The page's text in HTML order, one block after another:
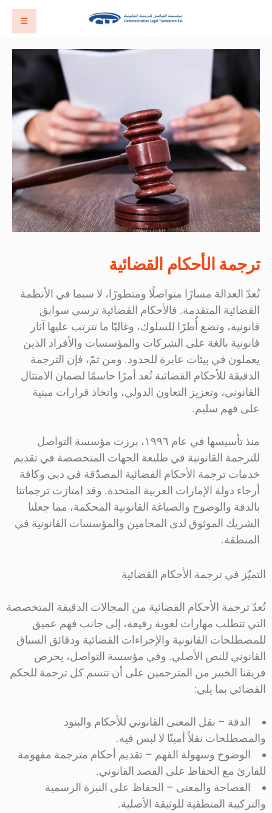
ترجمة الأحكام القضائية
تُعدّ العدالة مسارًا متواصلًا ومتطورًا، لا سيما في الأنظمة
القضائية المتقدمة. فالأحكام القضائية ترسي سوابق
قانونية، وتضع أُطرًا للسلوك، وغالبًا ما تترتب عليها آثار
قانونية بالغة على الشركات والمؤسسات والأفراد الذين
يعملون في بيئات عابرة للحدود. ومن ثمّ، فإن الترجمة
الدقيقة للأحكام القضائية تُعد أمرًا حاسمًا لضمان الامتثال
القانوني، وتعزيز التعاون الدولي، واتخاذ قرارات مبنية
على فهم سليم.
منذ تأسيسها في عام ١٩٩٦، برزت مؤسسة التواصل
للترجمة القانونية في طليعة الجهات المتخصصة في تقديم
خدمات ترجمة الأحكام القضائية المصدّقة في دبي وكافة
أرجاء دولة الإمارات العربية المتحدة. وقد امتازت ترجماتنا
بالدقة والوضوح والصياغة القانونية المحكمة، مما جعلنا
الشريك الموثوق لدى المحامين والمؤسسات القانونية في
المنطقة.
التميّز في ترجمة الأحكام القضائية
تُعدّ ترجمة الأحكام القضائية من المجالات الدقيقة المتخصصة
التي تتطلب مهارات لغوية رفيعة، إلى جانب فهم عميق
للمصطلحات القانونية والإجراءات القضائية ودقائق السياق
القانوني للنص الأصلي. وفي مؤسسة التواصل، يحرص
فريقنا الخبير من المترجمين على أن تتسم كل ترجمة للحكم
القضائي بما يلي:
الدقة – نقل المعنى القانوني للأحكام والبنود
والمصطلحات نقلاً أمينًا لا لبس فيه.
الوضوح وسهولة الفهم – تقديم أحكام مترجمة مفهومة
للقارئ مع الحفاظ على القصد القانوني.
الفصاحة والمعنى – الحفاظ على النبرة الرسمية
والتركيبة المنطقية للوثيقة الأصلية.